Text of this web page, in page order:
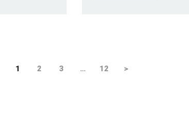
PAGE
1 PAGE
2 PAGE
3 … PAGE
12 >